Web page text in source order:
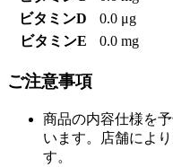
ビタミンD
0.0 μg
ビタミンE
0.0 mg
ご注意事項
商品の内容仕様を
います。店舗によ
す。